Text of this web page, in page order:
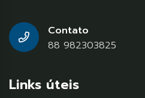
Contato
88 982303825
Links úteis